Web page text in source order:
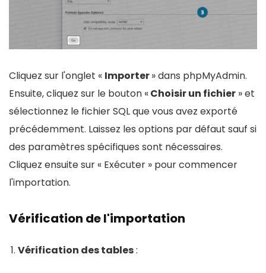
Cliquez sur l'onglet « Importer» dans phpMyAdmin.
Ensuite, cliquez sur le bouton «Choisir un fichier » et
sélectionnez le fichier SQL que vous avez exporté
précédemment. Laissez les options par défaut sauf si
des paramètres spécifiques sont nécessaires.
Cliquez ensuite sur « Exécuter » pour commencer
l'importation.
Vérification de l'importation
Vérification des tables: